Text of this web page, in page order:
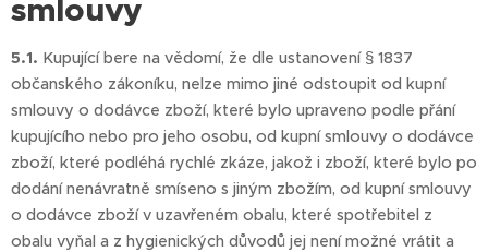
smlouvy
5.1. Kupující bere na vědomí, že dle ustanovení § 1837
občanského zákoníku, nelze mimo jiné odstoupit od kupní
smlouvy o dodávce zboží, které bylo upraveno podle přání
kupujícího nebo pro jeho osobu, od kupní smlouvy o dodávce
zboží, které podléhá rychlé zkáze, jakož i zboží, které bylo po
dodání nenávratně smíseno s jiným zbožím, od kupní smlouvy
o dodávce zboží v uzavřeném obalu, které spotřebitel z
obalu vyňal a z hygienických důvodů jej není možné vrátit a